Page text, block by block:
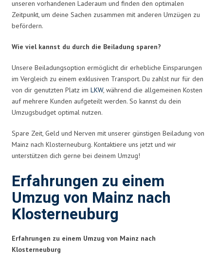
unseren vorhandenen Laderaum und finden den optimalen
Zeitpunkt, um deine Sachen zusammen mit anderen Umzügen zu
befördern.
Wie viel kannst du durch die Beiladung sparen?
Unsere Beiladungsoption ermöglicht dir erhebliche Einsparungen
im Vergleich zu einem exklusiven Transport. Du zahlst nur für den
von dir genutzten Platz im LKW, während die allgemeinen Kosten
auf mehrere Kunden aufgeteilt werden. So kannst du dein
Umzugsbudget optimal nutzen.
Spare Zeit, Geld und Nerven mit unserer günstigen Beiladung von
Mainz nach Klosterneuburg. Kontaktiere uns jetzt und wir
unterstützen dich gerne bei deinem Umzug!
Erfahrungen zu einem
Umzug von Mainz nach
Klosterneuburg
Erfahrungen zu einem Umzug von Mainz nach
Klosterneuburg